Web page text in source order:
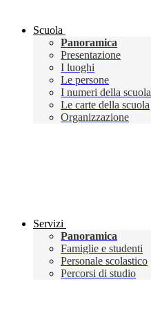
Scuola
Panoramica
Presentazione
I luoghi
Le persone
I numeri della scuola
Le carte della scuola
Organizzazione
Servizi
Panoramica
Famiglie e studenti
Personale scolastico
Percorsi di studio